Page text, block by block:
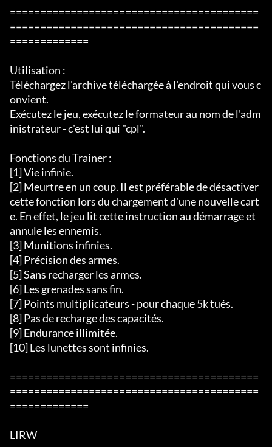
=========================================
=========================================
=============
Utilisation :
Téléchargez l'archive téléchargée à l'endroit qui vous c
onvient.
Exécutez le jeu, exécutez le formateur au nom de l'adm
inistrateur - c'est lui qui "cpl".
Fonctions du Trainer :
[1] Vie infinie.
[2] Meurtre en un coup. Il est préférable de désactiver
cette fonction lors du chargement d'une nouvelle cart
e. En effet, le jeu lit cette instruction au démarrage et
annule les ennemis.
[3] Munitions infinies.
[4] Précision des armes.
[5] Sans recharger les armes.
[6] Les grenades sans fin.
[7] Points multiplicateurs - pour chaque 5k tués.
[8] Pas de recharge des capacités.
[9] Endurance illimitée.
[10] Les lunettes sont infinies.
=========================================
=========================================
=============
LIRW